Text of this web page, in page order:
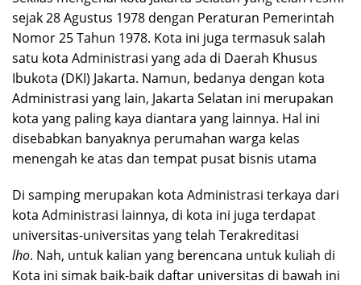
sejak 28 Agustus 1978 dengan Peraturan Pemerintah
Nomor 25 Tahun 1978. Kota ini juga termasuk salah
satu kota Administrasi yang ada di Daerah Khusus
Ibukota (DKI) Jakarta. Namun, bedanya dengan kota
Administrasi yang lain, Jakarta Selatan ini merupakan
kota yang paling kaya diantara yang lainnya. Hal ini
disebabkan banyaknya perumahan warga kelas
menengah ke atas dan tempat pusat bisnis utama
Di samping merupakan kota Administrasi terkaya dari
kota Administrasi lainnya, di kota ini juga terdapat
universitas-universitas yang telah Terakreditasi
lho. Nah, untuk kalian yang berencana untuk kuliah di
Kota ini simak baik-baik daftar universitas di bawah ini